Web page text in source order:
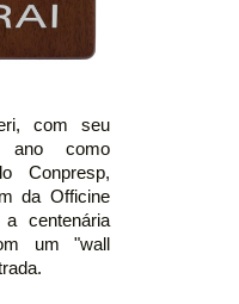
com seu
ano como
Conpresp,
da Officine
a centenária
um "wall